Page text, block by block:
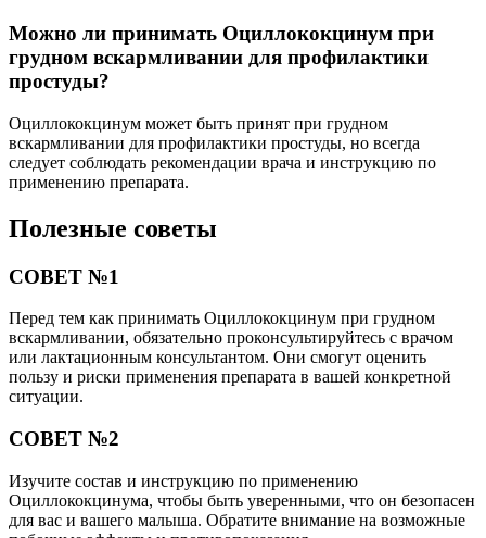
Можно ли принимать Оциллококцинум при
грудном вскармливании для профилактики
простуды?
Оциллококцинум может быть принят при грудном
вскармливании для профилактики простуды, но всегда
следует соблюдать рекомендации врача и инструкцию по
применению препарата.
Полезные советы
СОВЕТ №1
Перед тем как принимать Оциллококцинум при грудном
вскармливании, обязательно проконсультируйтесь с врачом
или лактационным консультантом. Они смогут оценить
пользу и риски применения препарата в вашей конкретной
ситуации.
СОВЕТ №2
Изучите состав и инструкцию по применению
Оциллококцинума, чтобы быть уверенными, что он безопасен
для вас и вашего малыша. Обратите внимание на возможные